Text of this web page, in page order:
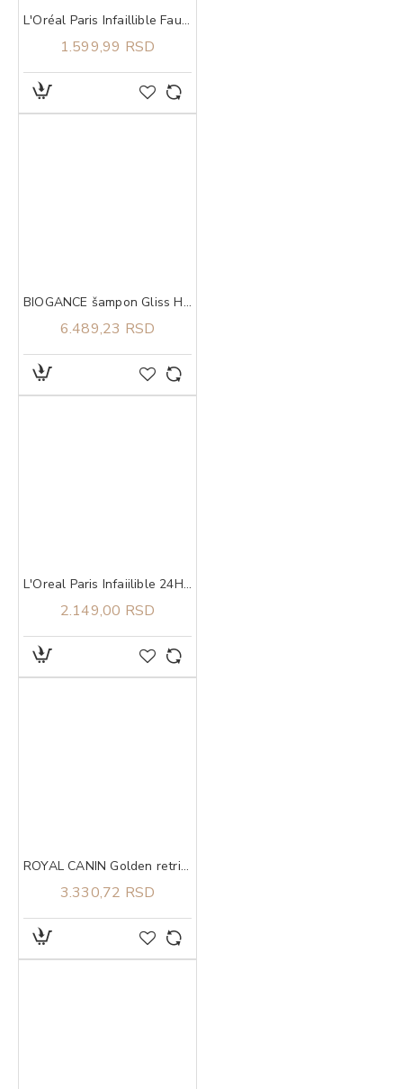
L'Oréal Paris Infaillible Faux Brow olovka za obrve granite
1.599,99 RSD
BIOGANCE šampon Gliss Hair conditioner 5l
6.489,23 RSD
L'Oreal Paris Infaiilible 24H kompaktni puder 180 Neutral
2.149,00 RSD
ROYAL CANIN Golden retriever 3kg
3.330,72 RSD